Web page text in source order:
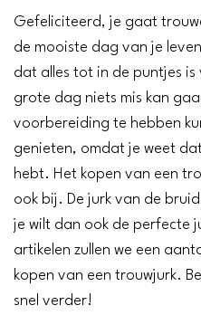
Gefeliciteerd, je gaat
de mooiste dag van je
dat alles tot in de puntjes
grote dag niets mis kan
voorbereiding te hebben
genieten, omdat je weet
hebt. Het kopen van een
ook bij. De jurk van de
je wilt dan ook de perfecte
artikelen zullen we een
kopen van een trouwjurk.
snel verder!